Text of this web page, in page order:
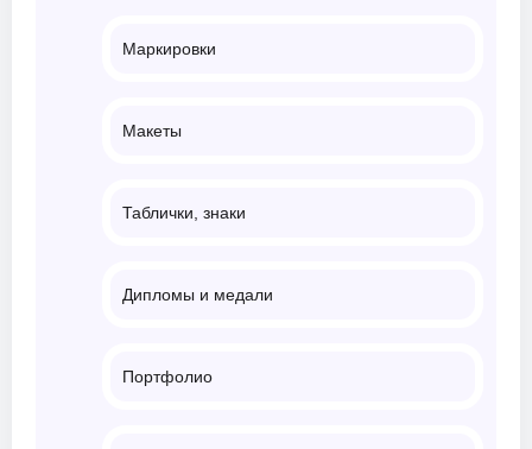
Маркировки
Макеты
Таблички, знаки
Дипломы и медали
Портфолио